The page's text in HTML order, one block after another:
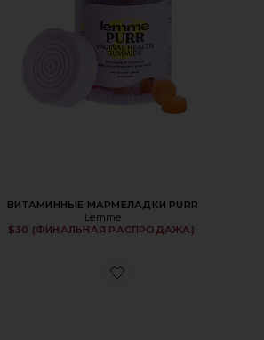
ВИТАМИННЫЕ МАРМЕЛАДКИ PURR
Lemme
$30 (ФИНАЛЬНАЯ РАСПРОДАЖА)
Favorite КРОССОВКИ GEL-1130